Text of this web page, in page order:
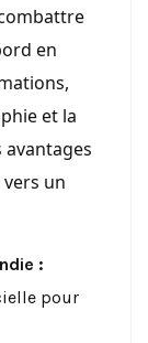
en
et la
un
:
pour